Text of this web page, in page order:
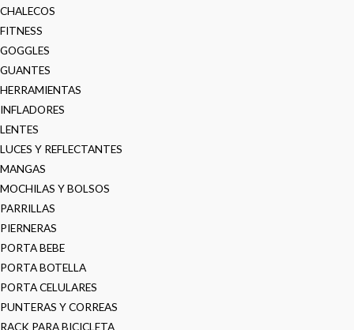
CHALECOS
FITNESS
GOGGLES
GUANTES
HERRAMIENTAS
INFLADORES
LENTES
LUCES Y REFLECTANTES
MANGAS
MOCHILAS Y BOLSOS
PARRILLAS
PIERNERAS
PORTA BEBE
PORTA BOTELLA
PORTA CELULARES
PUNTERAS Y CORREAS
RACK PARA BICICLETA